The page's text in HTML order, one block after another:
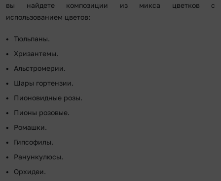
вы найдете композиции из микса цветков с
использованием цветов:
Тюльпаны.
Хризантемы.
Альстромерии.
Шары гортензии.
Пионовидные розы.
Пионы розовые.
Ромашки.
Гипсофилы.
Ранункулюсы.
Орхидеи.